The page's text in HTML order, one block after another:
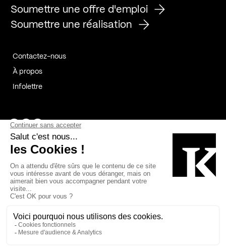
Soumettre une offre d'emploi
Soumettre une réalisation
Contactez-nous
À propos
Infolettre
Page Facebook de Kollectif
Page Instagram de Kollectif
Page Linkedin de Kollectif
Bâtiment-Durable-Québec-1
Esquisses-1IRAC-1
MP-1 v2com-1